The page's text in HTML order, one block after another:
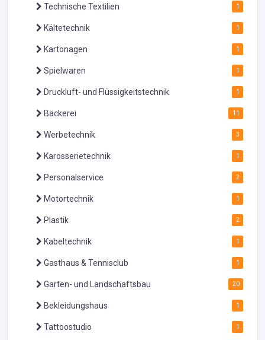
Technische Textilien 1
Kältetechnik 1
Kartonagen 1
Spielwaren 1
Druckluft- und Flüssigkeitstechnik 1
Bäckerei 11
Werbetechnik 3
Karosserietechnik 1
Personalservice 2
Motortechnik 1
Plastik 2
Kabeltechnik 1
Gasthaus & Tennisclub 1
Garten- und Landschaftsbau 20
Bekleidungshaus 1
Tattoostudio 1